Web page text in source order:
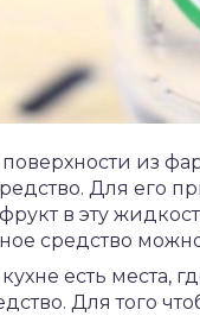
из
Для его
в эту
средство
есть места,
Для того